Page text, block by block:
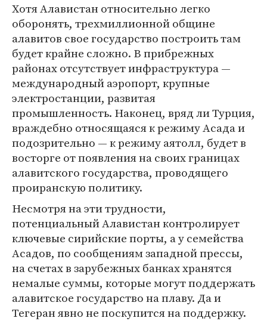
Хотя Алавистан относительно легко
оборонять, трехмиллионной общине
алавитов свое государство построить там
будет крайне сложно. В прибрежных
районах отсутствует инфраструктура —
международный аэропорт, крупные
электростанции, развитая
промышленность. Наконец, вряд ли Турция,
враждебно относящаяся к режиму Асада и
подозрительно — к режиму аятолл, будет в
восторге от появления на своих границах
алавитского государства, проводящего
проиранскую политику.
Несмотря на эти трудности,
потенциальный Алавистан контролирует
ключевые сирийские порты, а у семейства
Асадов, по сообщениям западной прессы,
на счетах в зарубежных банках хранятся
немалые суммы, которые могут поддержать
алавитское государство на плаву. Да и
Тегеран явно не поскупится на поддержку.